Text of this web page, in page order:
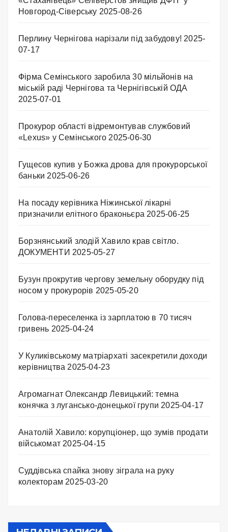
Новгород-Сіверську 2025-08-26
Перлину Чернігова нарізали під забудову! 2025-
07-17
Фірма Семінського заробила 30 мільйонів на
міській раді Чернігова та Чернігівській ОДА
2025-07-01
Прокурор області відремонтував службовий
«Lexus» у Семінського 2025-06-30
Гущесов купив у Божка дрова для прокурорської
баньки 2025-06-26
На посаду керівника Ніжинської лікарні
призначили елітного браконьєра 2025-06-25
Борзнянський злодій Хавило крав світло.
ДОКУМЕНТИ 2025-05-27
Бузун прокрутив чергову земельну оборудку під
носом у прокурорів 2025-05-20
Голова-переселенка із зарплатою в 70 тисяч
гривень 2025-04-24
У Куликівському матріархаті засекретили доходи
керівництва 2025-04-23
Агромагнат Олександр Левицький: темна
конячка з лугансько-донецької групи 2025-04-17
Анатолій Хавило: корупціонер, що зумів продати
військомат 2025-04-15
Суддівська спайка знову зіграла на руку
колекторам 2025-03-20